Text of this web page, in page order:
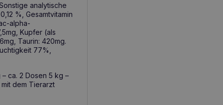
analytische
%, Gesamtvitamin
alpha-
Kupfer (als
Taurin: 420mg.
77%,
ca. 2 Dosen 5 kg –
dem Tierarzt